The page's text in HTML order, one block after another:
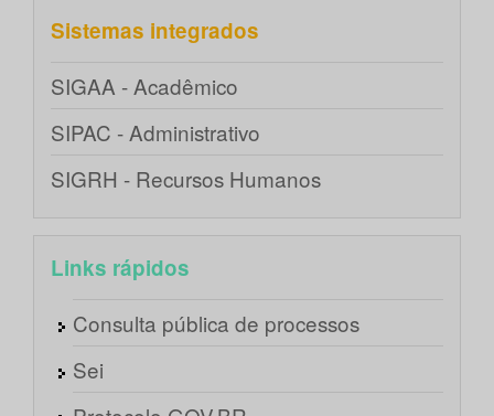
Sistemas integrados
SIGAA - Acadêmico
SIPAC - Administrativo
SIGRH - Recursos Humanos
Links rápidos
Consulta pública de processos
Sei